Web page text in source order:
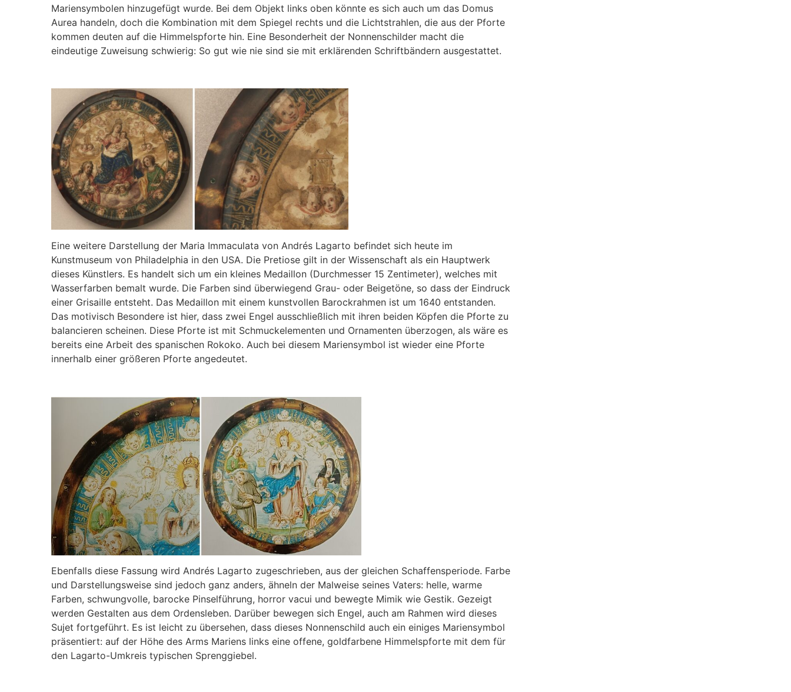
Mariensymbolen hinzugefügt wurde. Bei dem Objekt links oben könnte es sich auch um das Domus
Aurea handeln, doch die Kombination mit dem Spiegel rechts und die Lichtstrahlen, die aus der Pforte
kommen deuten auf die Himmelspforte hin. Eine Besonderheit der Nonnenschilder macht die
eindeutige Zuweisung schwierig: So gut wie nie sind sie mit erklärenden Schriftbändern ausgestattet.
Eine weitere Darstellung der Maria Immaculata von Andrés Lagarto befindet sich heute im
Kunstmuseum von Philadelphia in den USA. Die Pretiose gilt in der Wissenschaft als ein Hauptwerk
dieses Künstlers. Es handelt sich um ein kleines Medaillon (Durchmesser 15 Zentimeter), welches mit
Wasserfarben bemalt wurde. Die Farben sind überwiegend Grau- oder Beigetöne, so dass der Eindruck
einer Grisaille entsteht. Das Medaillon mit einem kunstvollen Barockrahmen ist um 1640 entstanden.
Das motivisch Besondere ist hier, dass zwei Engel ausschließlich mit ihren beiden Köpfen die Pforte zu
balancieren scheinen. Diese Pforte ist mit Schmuckelementen und Ornamenten überzogen, als wäre es
bereits eine Arbeit des spanischen Rokoko. Auch bei diesem Mariensymbol ist wieder eine Pforte
innerhalb einer größeren Pforte angedeutet.
Ebenfalls diese Fassung wird Andrés Lagarto zugeschrieben, aus der gleichen Schaffensperiode. Farbe
und Darstellungsweise sind jedoch ganz anders, ähneln der Malweise seines Vaters: helle, warme
Farben, schwungvolle, barocke Pinselführung, horror vacui und bewegte Mimik wie Gestik. Gezeigt
werden Gestalten aus dem Ordensleben. Darüber bewegen sich Engel, auch am Rahmen wird dieses
Sujet fortgeführt. Es ist leicht zu übersehen, dass dieses Nonnenschild auch ein einiges Mariensymbol
präsentiert: auf der Höhe des Arms Mariens links eine offene, goldfarbene Himmelspforte mit dem für
den Lagarto-Umkreis typischen Sprenggiebel.